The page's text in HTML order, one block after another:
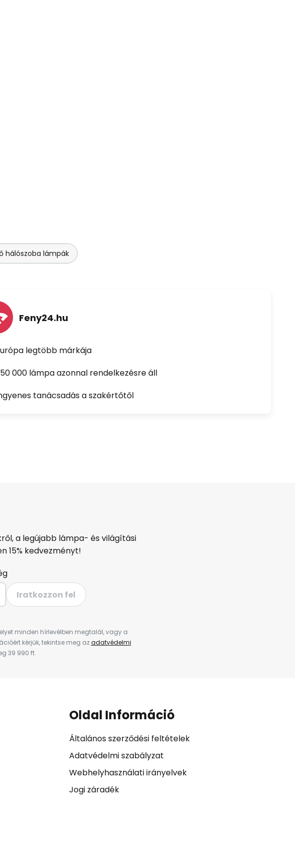
hálószoba lámpák
Feny24.hu
legtöbb márkája
000 lámpa azonnal rendelkezésre áll
tanácsadás a szakértőtől
a legújabb lámpa- és világítási
15% kedvezményt!
Iratkozzon fel
minden hírlevélben megtalál, vagy a
kérjük, tekintse meg azadatvédelmi
39 990 ft.
Oldal Információ
Általános szerződési feltételek
Adatvédelmi szabályzat
Webhelyhasználati irányelvek
Jogi záradék